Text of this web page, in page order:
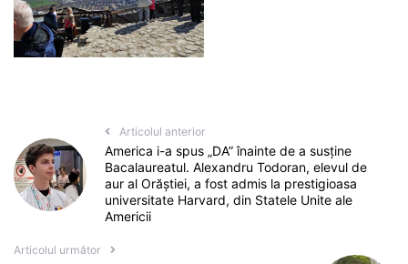
Articolul anterior
America i-a spus „DA” înainte de a susține
Bacalaureatul. Alexandru Todoran, elevul de
aur al Orăștiei, a fost admis la prestigioasa
universitate Harvard, din Statele Unite ale
Americii
Articolul următor